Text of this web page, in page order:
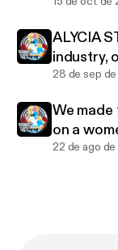
ALYCIA
industry,
true
28 de sep
We made
on a
22 de ago